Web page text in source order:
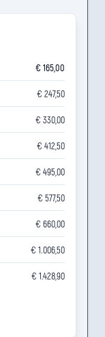
€ 165,00
€ 247,50
€ 330,00
€ 412,50
€ 495,00
€ 577,50
€ 660,00
€ 1.006,50
€ 1.428,90